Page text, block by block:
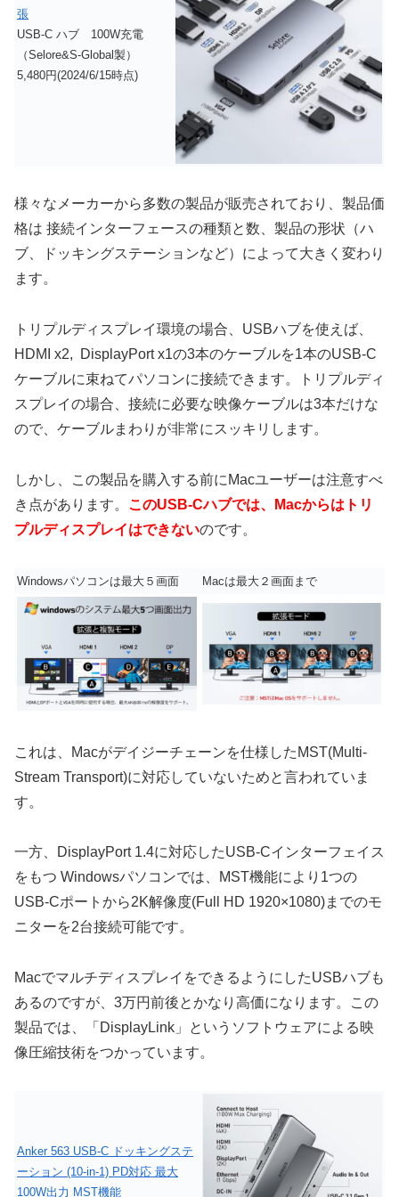
張
USB-C ハブ 100W充電
（Selore&S-Global製）
5,480円(2024/6/15時点)
様々なメーカーから多数の製品が販売されており、製品価
格は 接続インターフェースの種類と数、製品の形状（ハ
ブ、ドッキングステーションなど）によって大きく変わり
ます。
トリプルディスプレイ環境の場合、USBハブを使えば、
HDMI x2, DisplayPort x1の3本のケーブルを1本のUSB-C
ケーブルに束ねてパソコンに接続できます。トリプルディ
スプレイの場合、接続に必要な映像ケーブルは3本だけな
ので、ケーブルまわりが非常にスッキリします。
しかし、この製品を購入する前にMacユーザーは注意すべ
き点があります。 このUSB-Cハブでは、Macからはトリ
プルディスプレイはできないのです。
Windowsパソコンは最大５画面 Macは最大２画面まで
これは、Macがデイジーチェーンを仕様したMST(Multi-
Stream Transport)に対応していないためと言われていま
す。
一方、DisplayPort 1.4に対応したUSB-Cインターフェイス
をもつ Windowsパソコンでは、MST機能により1つの
USB-Cポートから2K解像度(Full HD 1920×1080)までのモ
ニターを2台接続可能です。
MacでマルチディスプレイをできるようにしたUSBハブも
あるのですが、3万円前後とかなり高価になります。この
製品では、「DisplayLink」というソフトウェアによる映
像圧縮技術をつかっています。
Anker 563 USB-C ドッキングステ
ーション (10-in-1) PD対応 最大
100W出力 MST機能